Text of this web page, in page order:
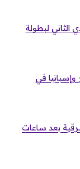
الثاني لبطولة
في
بعد ساعات